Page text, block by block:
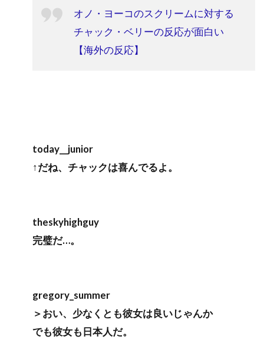
オノ・ヨーコのスクリームに対する
チャック・ベリーの反応が面白い
【海外の反応】
today__junior
↑だね、チャックは喜んでるよ。
theskyhighguy
完璧だ…。
gregory_summer
＞おい、少なくとも彼女は良いじゃんか
でも彼女も日本人だ。